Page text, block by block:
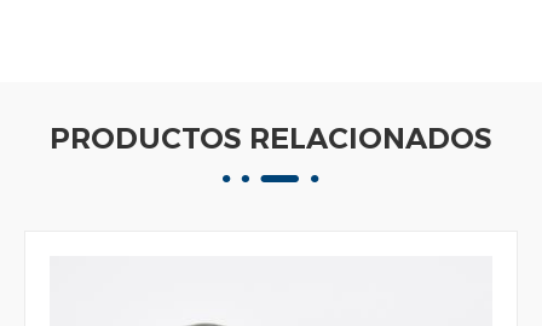
PRODUCTOS RELACIONADOS